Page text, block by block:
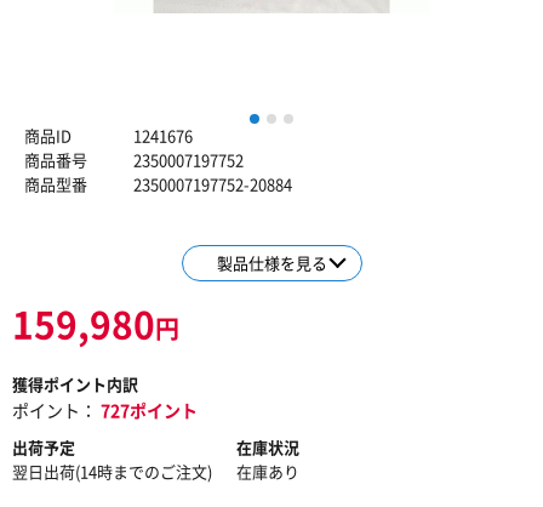
1 2
商品ID
1241676
商品番号
2350007197752
商品型番
2350007197752-20884
製品仕様を見る
159,980円
獲得ポイント内訳
ポイント： 727ポイント
出荷予定
翌日出荷(14時までのご注文)
在庫状況
在庫あり